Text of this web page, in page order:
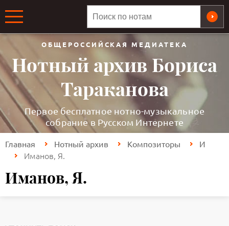
ОБЩЕРОССИЙСКАЯ МЕДИАТЕКА
Нотный архив Бориса
Тараканова
Первое бесплатное нотно-музыкальное
собрание в Русском Интернете
Главная Нотный архив Композиторы И
Иманов, Я.
Иманов, Я.